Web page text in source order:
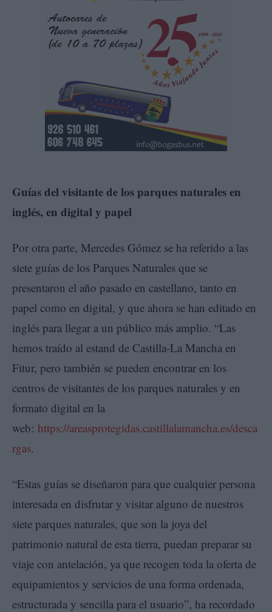
Guías del visitante de los parques naturales en
inglés, en digital y papel
Por otra parte, Mercedes Gómez se ha referido a las
siete guías de los Parques Naturales que se
presentaron el año pasado en castellano, tanto en
papel como en digital, y que ahora se han editado en
inglés para llegar a un público más amplio. “Las
hemos traído al estand de Castilla-La Mancha en
Fitur, pero también se pueden encontrar en los
centros de visitantes de los parques naturales y en
formato digital en la
web: https://areasprotegidas.castillalamancha.es/desca
rgas.
“Estas guías se diseñaron para que cualquier persona
interesada en disfrutar y visitar alguno de nuestros
siete parques naturales, que son la joya del
patrimonio natural de esta tierra, puedan preparar su
viaje con antelación, ya que recogen toda la oferta de
equipamientos y servicios de una forma ordenada,
estructurada y sencilla para el usuario”, ha recordado